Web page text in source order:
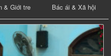
& Giới tre Bác ái & Xã hội